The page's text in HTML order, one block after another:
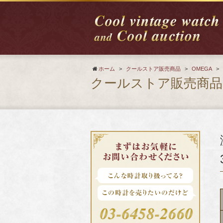
ホーム > クールストア販売商品 > OMEGA >
クールストア販売商品